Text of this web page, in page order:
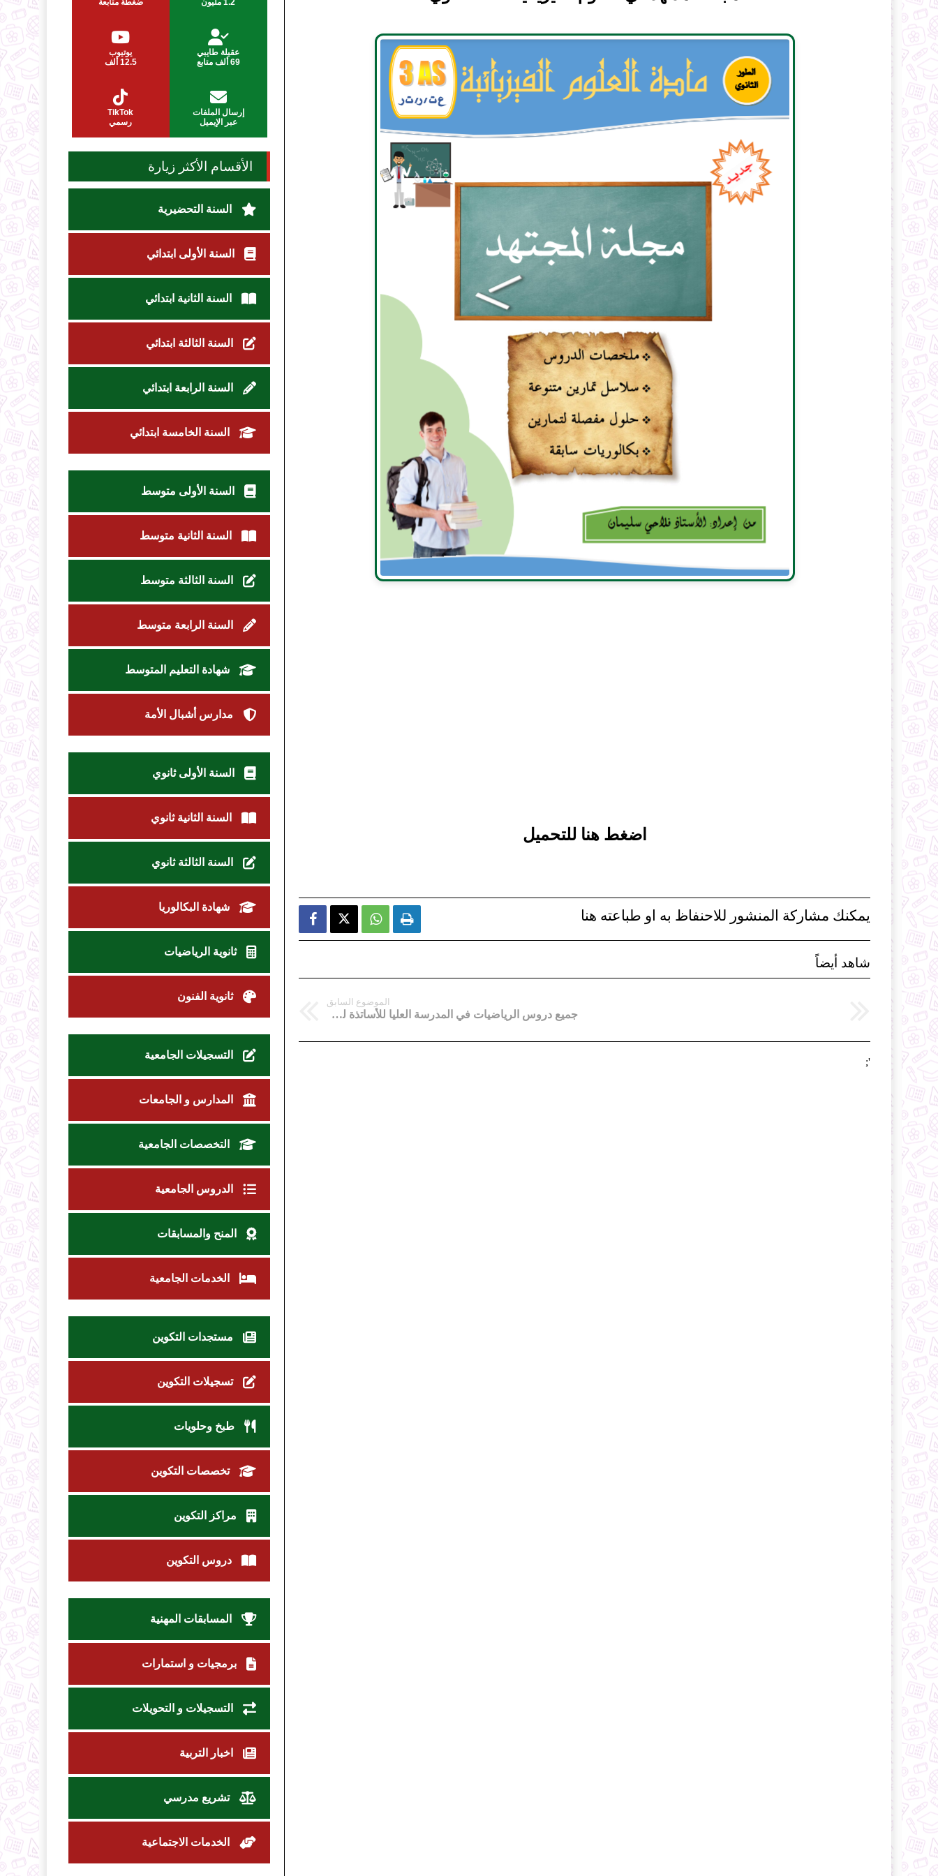
اضغط هنا للتحميل
يمكنك مشاركة المنشور للاحنفاظ به او طباعته هنا   
شاهد أيضاً
الموضوع السابق
جميع دروس الرياضيات في المدرسة العليا للأساتذة لكل السنوات
';
عقيلة طايبي
69 ألف متابع
يوتيوب
12.5 ألف
إرسال الملفات
عبر الإيميل
TikTok
رسمي
الأقسام الأكثر زيارة
السنة التحضيرية
السنة الأولى ابتدائي
السنة الثانية ابتدائي
السنة الثالثة ابتدائي
السنة الرابعة ابتدائي
السنة الخامسة ابتدائي
السنة الأولى متوسط
السنة الثانية متوسط
السنة الثالثة متوسط
السنة الرابعة متوسط
شهادة التعليم المتوسط
مدارس أشبال الأمة
السنة الأولى ثانوي
السنة الثانية ثانوي
السنة الثالثة ثانوي
شهادة البكالوريا
ثانوية الرياضيات
ثانوية الفنون
التسجيلات الجامعية
المدارس و الجامعات
التخصصات الجامعية
الدروس الجامعية
المنح والمسابقات
الخدمات الجامعية
مستجدات التكوين
تسجيلات التكوين
طبخ وحلويات
تخصصات التكوين
مراكز التكوين
دروس التكوين
المسابقات المهنية
برمجيات و استمارات
التسجيلات و التحويلات
اخبار التربية
تشريع مدرسي
الخدمات الاجتماعية